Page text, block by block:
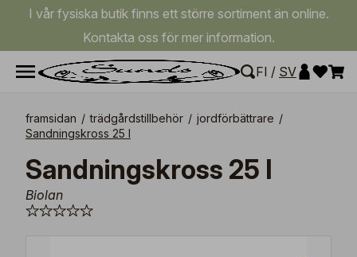
I vår fysiska butik finns ett större sortiment än online.
Kontakta oss för mer information.
FI / SV
framsidan / trädgårdstillbehör / jordförbättrare /
Sandningskross 25 l
Sandningskross 25 l
Biolan